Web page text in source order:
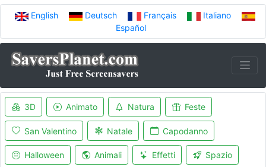
English Deutsch Français
Italiano
Español
3D Animato Natura Feste
San Valentino Natale Capodanno
Halloween Animali Effetti Spazio